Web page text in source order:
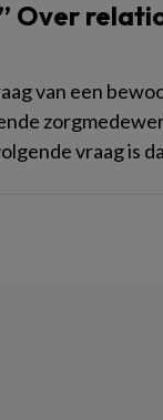
Over
van een
vraag is